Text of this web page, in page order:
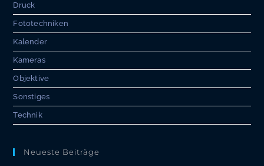
Druck
Fototechniken
Kalender
Kameras
Objektive
Sonstiges
Technik
Neueste Beiträge